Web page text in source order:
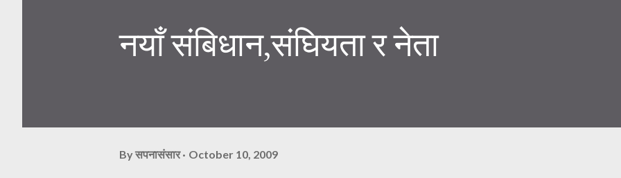
नयाँ संबिधान,संघियता र नेता
Byसपनासंसार October 10, 2009